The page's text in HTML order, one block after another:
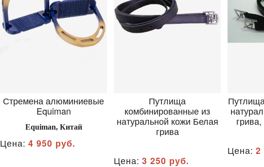
Стремена алюминиевые
Equiman
Equiman, Китай
Цена: 4 950 руб.
Путлища
комбинированные из
натуральной кожи Белая
грива
Цена: 3 250 руб.
Цена: 2